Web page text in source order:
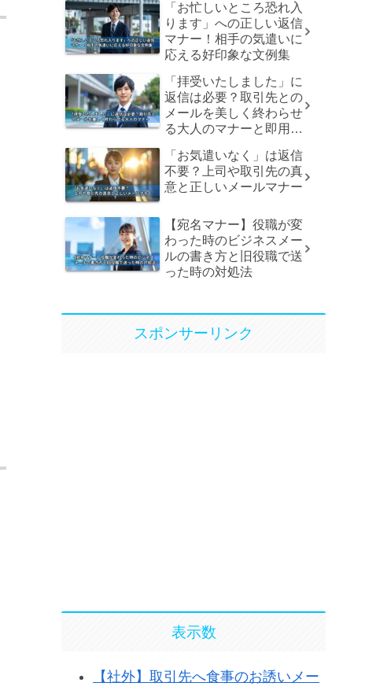
「お忙しいところ恐れ入
ります」への正しい返信
マナー！相手の気遣いに
応える好印象な文例集
「拝受いたしました」に
返信は必要？取引先との
メールを美しく終わらせ
る大人のマナーと即用文
「お気遣いなく」は返信
不要？上司や取引先の真
意と正しいメールマナー
【宛名マナー】役職が変
わった時のビジネスメー
ルの書き方と旧役職で送
った時の対処法
スポンサーリンク
表示数
【社外】取引先へ食事のお誘いメー